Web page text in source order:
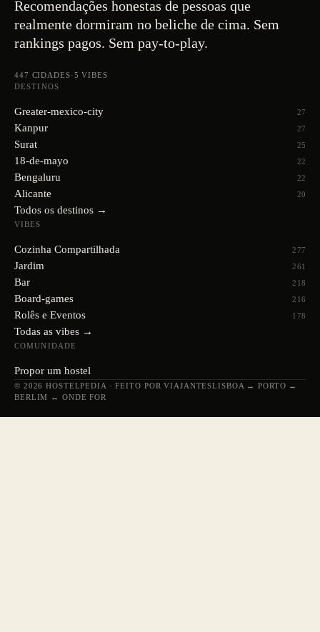
Recomendações honestas de pessoas que
realmente dormiram no beliche de cima. Sem
rankings pagos. Sem pay-to-play.
447 CIDADES·5 VIBES
DESTINOS
Greater-mexico-city 27
Kanpur 27
Surat 25
18-de-mayo 22
Bengaluru 22
Alicante 20
Todos os destinos →
VIBES
Cozinha Compartilhada 277
Jardim 261
Bar 218
Board-games 216
Rolês e Eventos 178
Todas as vibes →
COMUNIDADE
Propor um hostel
© 2026 HOSTELPEDIA · FEITO POR VIAJANTESLISBOA ↔ PORTO ↔
BERLIM ↔ ONDE FOR